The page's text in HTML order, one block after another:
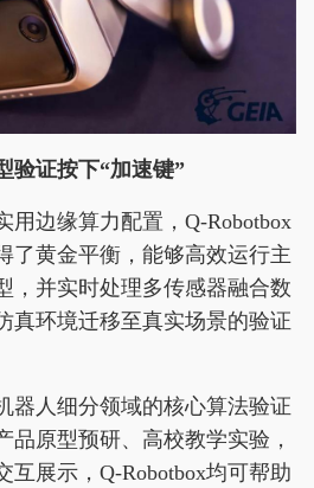
验证按下“加速键”
用边缘算力配置，Q-Robotbox
了黄金平衡，能够高效运行主
，并实时处理多传感器融合数
真环境迁移至真实场景的验证
器人细分领域的核心算法验证
品原型预研、高校教学实验，
互展示，Q-Robotbox均可帮助